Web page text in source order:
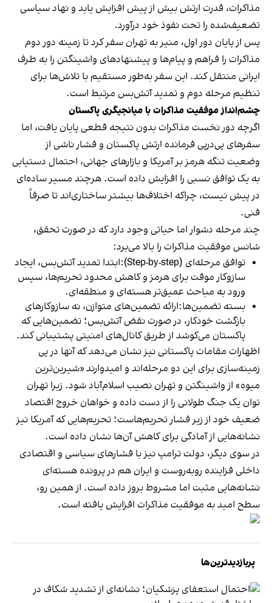
مذاکرات، قدرت ارتش بیش از پیش افزایش یابد و نهاد سیاسی
تضعیف‌شده را تحت نفوذ خود درآورد.
پس از پایان دور اول، منیر به تهران سفر کرد تا زمینه دور دوم
مذاکرات را فراهم و پیام‌ها و پیشنهادهای واشینگتن را به طرف
ایرانی منتقل کند. این سفر به‌طور مستقیم با تلاش‌ها برای
تنظیم مرحله دوم و تمدید آتش‌بس مرتبط است.
چشم‌انداز موفقیت مذاکرات با میانجیگری پاکستان
اگرچه دور نخست مذاکرات بدون نتیجه قطعی پایان یافت، اما
سفرهای پی‌درپی فرمانده ارتش پاکستان و فشار ناشی از
وضعیت تنگه هرمز بر آمریکا و بازارهای جهانی، احتمال دستیابی
به یک توافق نسبی را افزایش داده است. هرچند مسیر ساده‌ای
در پیش نیست، چراکه اختلاف‌ها بیشتر ساختاری‌اند تا صرفاً
فنی.
چند مرحله دشوار اما حیاتی وجود دارد که در صورت تحقق،
شانس موفقیت مذاکرات را بالا می‌برد:
توافق مرحله‌ای (Step-by-step):ابتدا تمدید آتش‌بس، ایجاد
سازوکار موقت برای هرمز و کاهش محدود تحریم‌ها، سپس
ورود به مباحث عمیق‌تر هسته‌ای و منطقه‌ای.
بسته تضمین‌ها:ارائه تضمین‌های متوازن، نه سازوکارهای
بازگشت خودکار، در صورت نقض آتش‌بس؛ تضمین‌هایی که
پاکستان می‌کوشد از طریق کانال‌های امنیتی پشتیبانی کند.
اظهارات مقامات پاکستانی نیز نشان می‌دهد که آنها در پی
زمینه‌سازی برای این دو مرحله‌اند و امیدوارند «شیرین‌ترین
میوه» از واشینگتن و تهران نصیب اسلام‌آباد شود. زیرا تهران
توان یک جنگ طولانی را از دست داده و خواهان خروج اقتصاد
ضعیف خود از زیر فشار تحریم‌هاست؛ تحریم‌هایی که آمریکا نیز
نشانه‌هایی از آمادگی برای کاهش آن‌ها نشان داده است.
در سوی دیگر، دولت ترامپ نیز با فشارهای سیاسی و اقتصادی
داخلی فزاینده روبه‌روست و ایران هم در پرونده هسته‌ای
نشانه‌هایی مثبت اما مشروط بروز داده است. از همین رو،
سطح امید به موفقیت مذاکرات افزایش یافته است.
پربازدیدترین‌ها